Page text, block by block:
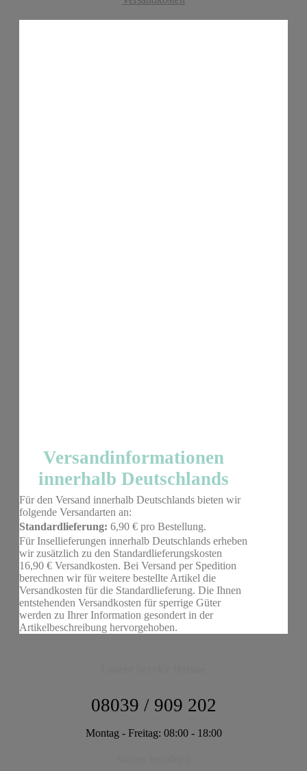
Versandinformationen
innerhalb Deutschlands
Für den Versand innerhalb Deutschlands bieten wir
folgende Versandarten an:
Standardlieferung: 6,90 € pro Bestellung.
Für Insellieferungen innerhalb Deutschlands erheben
wir zusätzlich zu den Standardlieferungskosten
16,90 € Versandkosten. Bei Versand per Spedition
berechnen wir für weitere bestellte Artikel die
Versandkosten für die Standardlieferung. Die Ihnen
entstehenden Versandkosten für sperrige Güter
werden zu Ihrer Information gesondert in der
Artikelbeschreibung hervorgehoben.
08039 / 909 202
Montag - Freitag: 08:00 - 18:00